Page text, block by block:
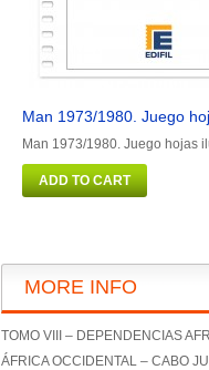
Man 1973/1980. Juego
Man 1973/1980. Juego hojas
ADD TO CART
MORE INFO
TOMO VIII – DEPENDENCIAS
ÁFRICA OCCIDENTAL – CABO